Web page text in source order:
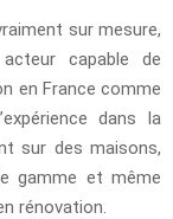
sur mesure,
capable de
en France comme
dans la
sur des maisons,
gamme et même
rénovation.